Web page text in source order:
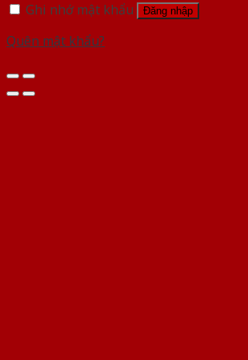
Ghi nhớ mật khẩu
Đăng nhập
Quên mật khẩu?